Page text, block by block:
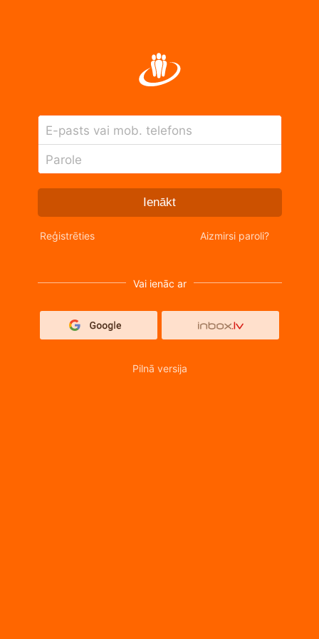
E-pasts vai mob. telefons
Parole
Ienākt
Reģistrēties Aizmirsi paroli?
Vai ienāc ar
Pilnā versija